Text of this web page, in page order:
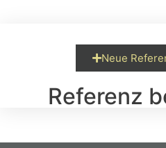
Neue
Referenz